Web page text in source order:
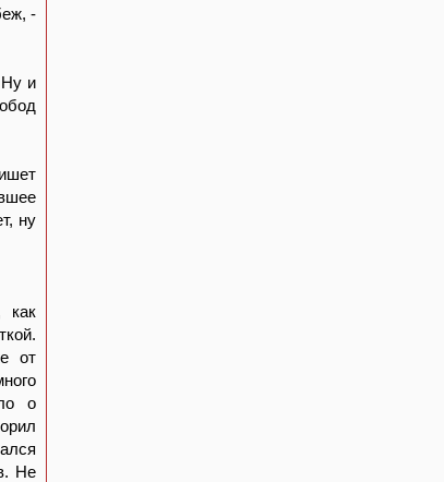
-
Ну и
ну
как
от
о
Не